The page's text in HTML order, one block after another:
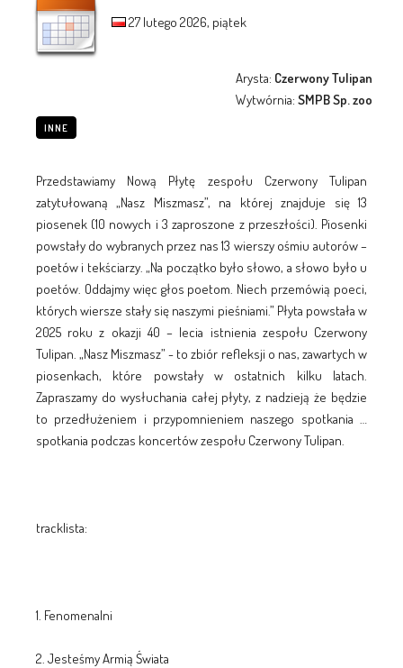
27 lutego 2026, piątek
Arysta: Czerwony Tulipan
Wytwórnia:SMPB Sp. zoo
INNE
Przedstawiamy Nową Płytę zespołu Czerwony Tulipan
zatytułowaną „Nasz Miszmasz”, na której znajduje się 13
piosenek (10 nowych i 3 zaproszone z przeszłości). Piosenki
powstały do wybranych przez nas 13 wierszy ośmiu autorów –
poetów i tekściarzy. „Na początko było słowo, a słowo było u
poetów. Oddajmy więc głos poetom. Niech przemówią poeci,
których wiersze stały się naszymi pieśniami.” Płyta powstała w
2025 roku z okazji 40 – lecia istnienia zespołu Czerwony
Tulipan. „Nasz Miszmasz” - to zbiór refleksji o nas, zawartych w
piosenkach, które powstały w ostatnich kilku latach.
Zapraszamy do wysłuchania całej płyty, z nadzieją że będzie
to przedłużeniem i przypomnieniem naszego spotkania …
spotkania podczas koncertów zespołu Czerwony Tulipan.
tracklista:
1. Fenomenalni
2. Jesteśmy Armią Świata